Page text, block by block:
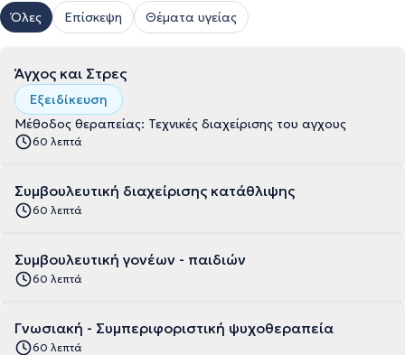
Όλες Επίσκεψη Θέματα υγείας
Άγχος και Στρες
Εξειδίκευση
Μέθοδος θεραπείας: Τεχνικές διαχείρισης του αγχους
60 λεπτά
Συμβουλευτική διαχείρισης κατάθλιψης
60 λεπτά
Συμβουλευτική γονέων - παιδιών
60 λεπτά
Γνωσιακή - Συμπεριφοριστική ψυχοθεραπεία
60 λεπτά